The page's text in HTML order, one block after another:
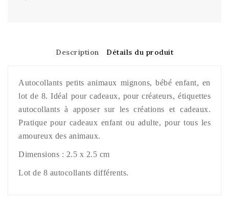
Description Détails du produit
Autocollants petits animaux mignons, bébé enfant, en
lot de 8. Idéal pour cadeaux, pour créateurs, étiquettes
autocollants à apposer sur les créations et cadeaux.
Pratique pour cadeaux enfant ou adulte, pour tous les
amoureux des animaux.
Dimensions : 2.5 x 2.5 cm
Lot de 8 autocollants différents.